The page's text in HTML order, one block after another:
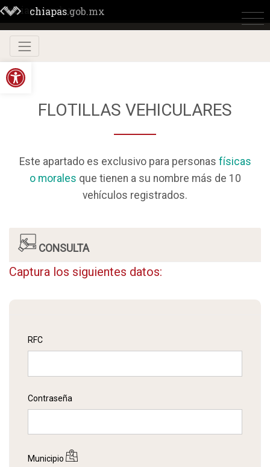
chiapas.gob.mx
chiapas.gob.mx
Abrir barra de herramientas
FLOTILLAS VEHICULARES
Este apartado es exclusivo para personas físicas
o morales que tienen a su nombre más de 10
vehículos registrados.
CONSULTA
Captura los siguientes datos:
RFC
Contraseña
Municipio